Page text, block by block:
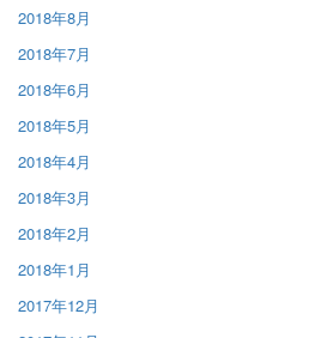
2018年8月
2018年7月
2018年6月
2018年5月
2018年4月
2018年3月
2018年2月
2018年1月
2017年12月